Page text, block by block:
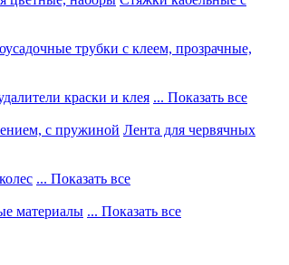
трубки с клеем, прозрачные,
краски и клея ... Показать все
с пружиной Лента для червячных
... Показать все
материалы ... Показать все